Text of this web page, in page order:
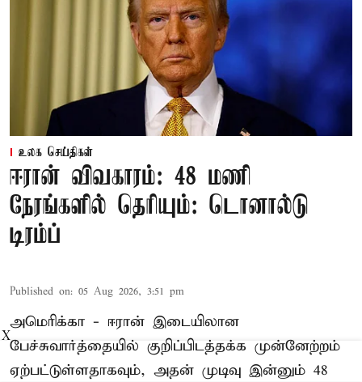
உலக செய்திகள்
ஈரான் விவகாரம்: 48 மணி
நேரங்களில் தெரியும்: டொனால்டு
டிரம்ப்
Published on: 05 Aug 2026, 3:51 pm
அமெரிக்கா - ஈரான் இடையிலான
பேச்சுவார்த்தையில் குறிப்பிடத்தக்க முன்னேற்றம்
ஏற்பட்டுள்ளதாகவும், அதன் முடிவு இன்னும் 48
X